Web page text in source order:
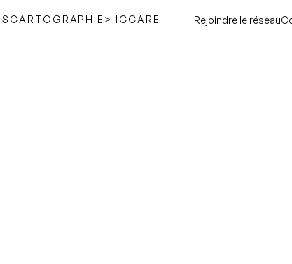
CARTOGRAPHIE > ICCARE Rejoindre le réseau